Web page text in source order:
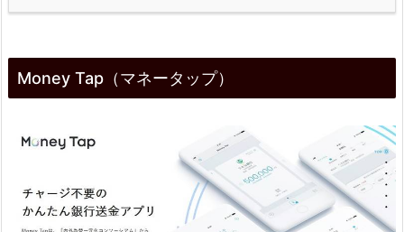
1.
o
e
T
Money Tap（マネータップ）